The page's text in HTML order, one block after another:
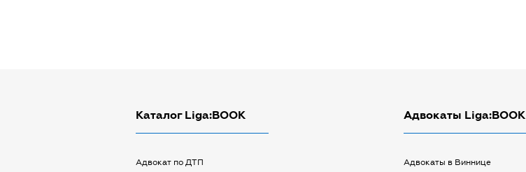
Каталог Liga:BOOK
Адвокат по ДТП
Адвокаты Liga:BOOK
Адвокаты в Виннице